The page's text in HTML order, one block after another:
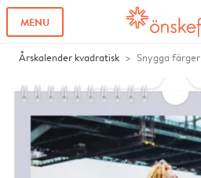
MENU
Årskalender kvadratisk Snygga färger